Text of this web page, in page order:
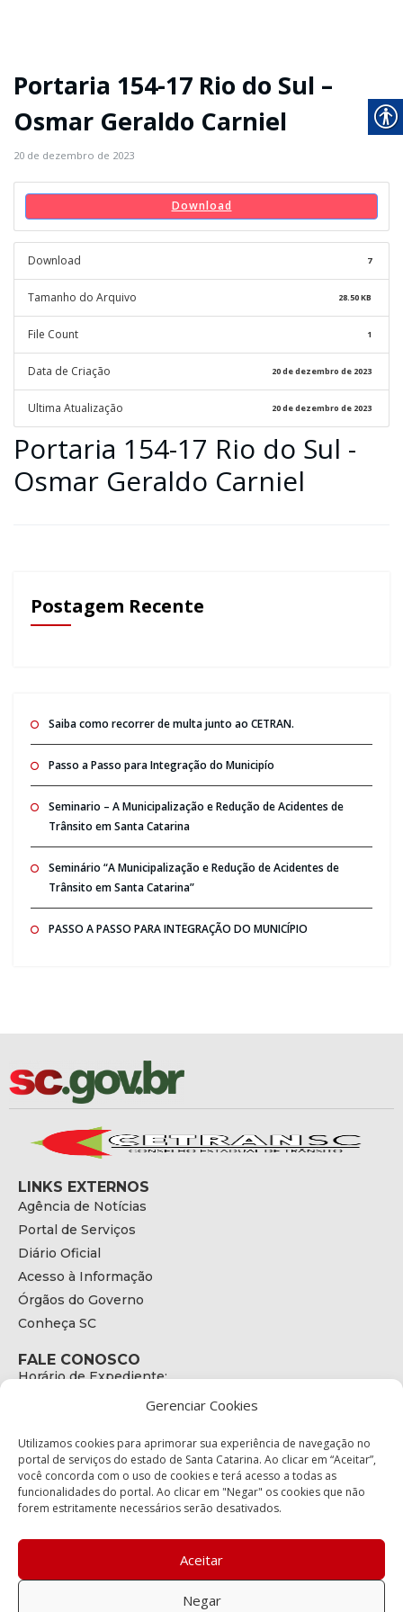
Gerenciar Cookies
Utilizamos cookies para aprimorar sua experiência de navegação no
portal de serviços do estado de Santa Catarina. Ao clicar em “Aceitar”,
você concorda com o uso de cookies e terá acesso a todas as
funcionalidades do portal. Ao clicar em "Negar" os cookies que não
forem estritamente necessários serão desativados.
Aceitar
Negar
Portaria 154-17 Rio do Sul –
Osmar Geraldo Carniel
20 de dezembro de 2023
Download
Download 7
Tamanho do Arquivo 28.50 KB
File Count 1
Data de Criação 20 de dezembro de 2023
Ultima Atualização 20 de dezembro de 2023
Portaria 154-17 Rio do Sul -
Osmar Geraldo Carniel
Postagem Recente
Saiba como recorrer de multa junto ao CETRAN.
Passo a Passo para Integração do Municipío
Seminario – A Municipalização e Redução de Acidentes de
Trânsito em Santa Catarina
Seminário “A Municipalização e Redução de Acidentes de
Trânsito em Santa Catarina”
PASSO A PASSO PARA INTEGRAÇÃO DO MUNICÍPIO
LINKS EXTERNOS
Agência de Notícias
Portal de Serviços
Diário Oficial
Acesso à Informação
Órgãos do Governo
Conheça SC
FALE CONOSCO
Horário de Expediente:
E-mail:
secretariaexecutiva@cetran.sc.gov.br
ENDEREÇO
Endereço:
Bairro:
Coqueiros, Florianópolis SC
88.080-160